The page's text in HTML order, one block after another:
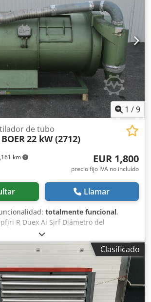
1 /9
km
de tubo
22 kW (2712)
EUR 1,800
precio fijo IVA no incluído
Llamar
totalmente funcional,
R Duex Ai Sjrf Diámetro del
Longitud: 2500 mm
Clasificado